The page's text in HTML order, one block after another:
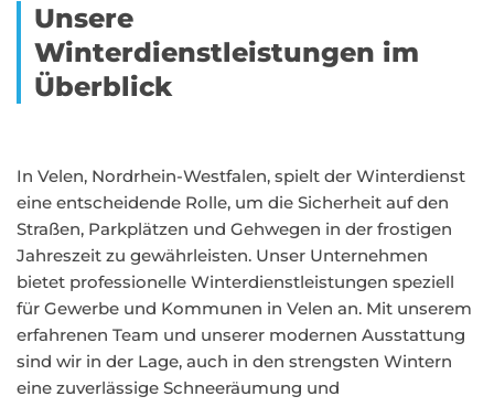
Unsere
Winterdienstleistungen im
Überblick
In Velen, Nordrhein-Westfalen, spielt der Winterdienst
eine entscheidende Rolle, um die Sicherheit auf den
Straßen, Parkplätzen und Gehwegen in der frostigen
Jahreszeit zu gewährleisten. Unser Unternehmen
bietet professionelle Winterdienstleistungen speziell
für Gewerbe und Kommunen in Velen an. Mit unserem
erfahrenen Team und unserer modernen Ausstattung
sind wir in der Lage, auch in den strengsten Wintern
eine zuverlässige Schneeräumung und